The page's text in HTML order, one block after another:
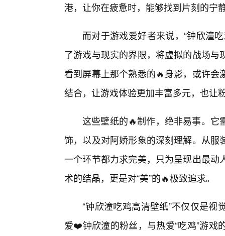
港，让你在疲惫时，能够找到片刻的宁
而对于游戏爱好者来说，“钟欣潼
了游戏与现实的界限，将虚拟的战场
看到屏幕上那个熟悉的🔥身影，或许
结合，让游戏体验更加丰富多元，也让
这些壁纸的🔥制作，绝非易事。它
饰，以及对阿娇形象的深刻理解。从
一个环节都力求完美，只为呈现出最
术的结晶，更是对“美”的🔥极致追求。
“钟欣潼吃鸡高清壁纸”不仅仅是
爱❤️钟欣潼的粉丝，与热爱“吃鸡”游戏